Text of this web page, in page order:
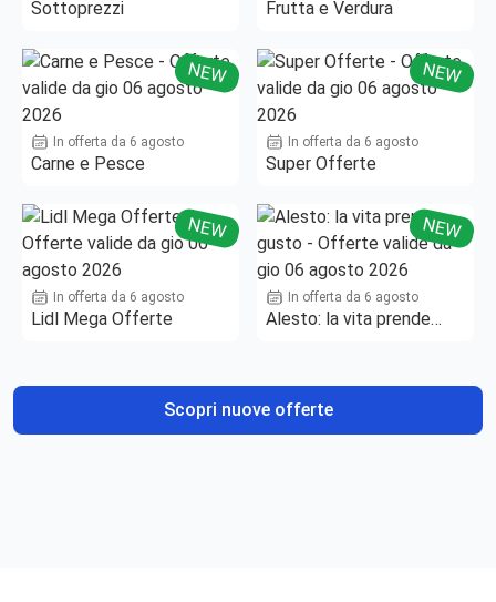
Sottoprezzi Frutta e Verdura
NEW
In offerta da 6 agosto
Carne e Pesce
NEW
In offerta da 6 agosto
Super Offerte
NEW
In offerta da 6 agosto
Lidl Mega Offerte
NEW
In offerta da 6 agosto
Alesto: la vita prende
Scopri nuove offerte